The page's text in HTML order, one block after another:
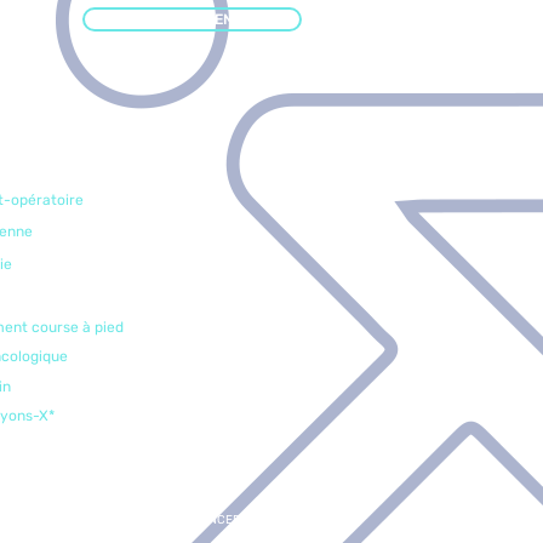
RENDEZ-VOUS EN LIGNE
opératoire
course à pied
X*
CONCEPTION WEB